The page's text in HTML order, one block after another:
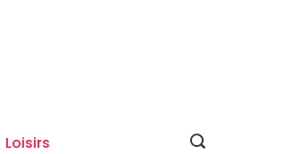
Loisirs